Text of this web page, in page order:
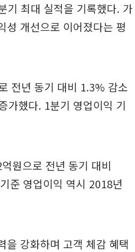
기 최대 실적을 기록했다. 가
성 개선으로 이어졌다는 평
전년 동기 대비 1.3% 감소
가했다. 1분기 영업이익 기
원으로 전년 동기 대비
준 영업이익 역시 2018년
을 강화하며 고객 체감 혜택